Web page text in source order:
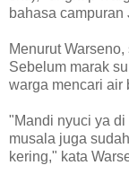
bahasa campuran
Menurut
Sebelum marak
warga mencari air
"Mandi nyuci ya di
musala juga
kering," kata